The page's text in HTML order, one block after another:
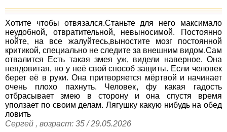
Хотите чтобы отвязался.Станьте для него максимало
неудобной, отвратительной, невыносимой. Постоянно
нойте, на все жалуйтесь,выностите мозг постоянной
критикой, специально не следите за внешним видом.Сам
отвалится Есть такая змея уж, видели наверное. Она
неядовитая, но у неё свой способ защиты. Если человек
берет её в руки. Она притворяется мёртвой и начинает
очень плохо пахнуть. Человек, фу какая гадость
отбрасывает змею в сторону и она спустя время
уползает по своим делам. Лягушку какую нибудь на обед
ловить
Сергей , возраст: 35 / 29.05.2026